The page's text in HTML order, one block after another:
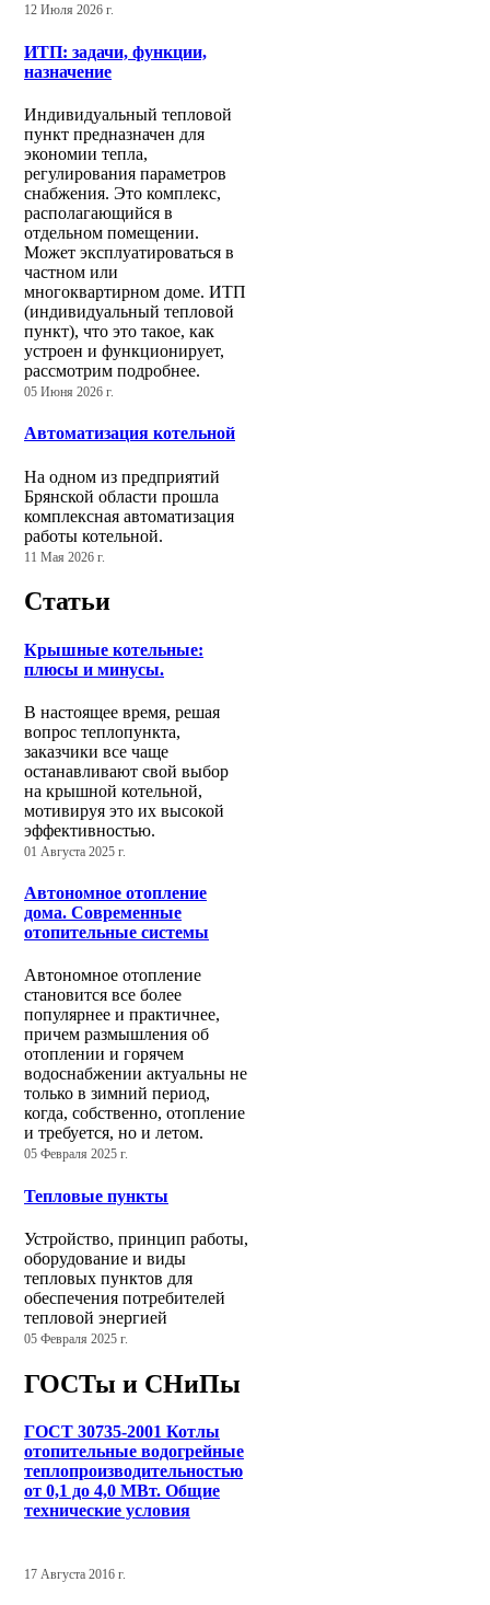
12 Июля 2026 г.
ИТП: задачи, функции,
назначение
Индивидуальный тепловой
пункт предназначен для
экономии тепла,
регулирования параметров
снабжения. Это комплекс,
располагающийся в
отдельном помещении.
Может эксплуатироваться в
частном или
многоквартирном доме. ИТП
(индивидуальный тепловой
пункт), что это такое, как
устроен и функционирует,
рассмотрим подробнее.
05 Июня 2026 г.
Автоматизация котельной
На одном из предприятий
Брянской области прошла
комплексная автоматизация
работы котельной.
11 Мая 2026 г.
Статьи
Крышные котельные:
плюсы и минусы.
В настоящее время, решая
вопрос теплопункта,
заказчики все чаще
останавливают свой выбор
на крышной котельной,
мотивируя это их высокой
эффективностью.
01 Августа 2025 г.
Автономное отопление
дома. Современные
отопительные системы
Автономное отопление
становится все более
популярнее и практичнее,
причем размышления об
отоплении и горячем
водоснабжении актуальны не
только в зимний период,
когда, собственно, отопление
и требуется, но и летом.
05 Февраля 2025 г.
Тепловые пункты
Устройство, принцип работы,
оборудование и виды
тепловых пунктов для
обеспечения потребителей
тепловой энергией
05 Февраля 2025 г.
ГОСТы и СНиПы
ГОСТ 30735-2001 Котлы
отопительные водогрейные
теплопроизводительностью
от 0,1 до 4,0 МВт. Общие
технические условия
17 Августа 2016 г.